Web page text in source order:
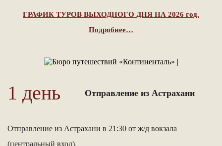
ГРАФИК ТУРОВ ВЫХОДНОГО ДНЯ НА 2026 год.
Подробнее…
1 день Отправление из Астрахани
Отправление из Астрахани в 21:30 от ж/д вокзала
(центральный вход).